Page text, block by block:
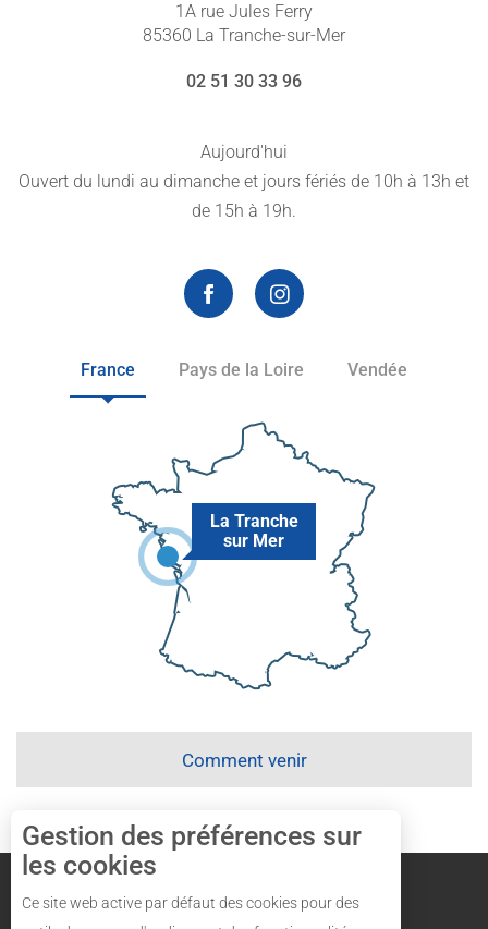
1A rue Jules Ferry
85360 La Tranche-sur-Mer
02 51 30 33 96
Aujourd'hui
Ouvert du lundi au dimanche et jours fériés de 10h à 13h et
de 15h à 19h.
France Pays de la Loire Vendée
La Tranche
sur Mer
Comment venir
Gestion des préférences sur
les cookies
Ce site web active par défaut des cookies pour des